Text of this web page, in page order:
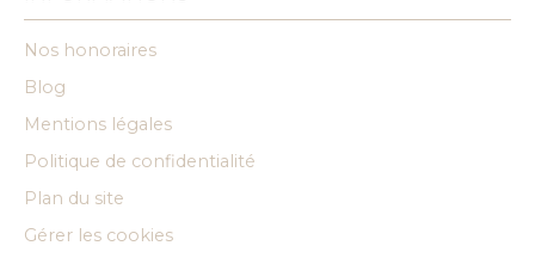
Nos honoraires
Blog
Mentions légales
Politique de confidentialité
Plan du site
Gérer les cookies